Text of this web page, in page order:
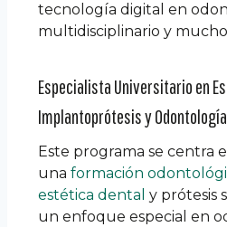
tecnología digital en
multidisciplinario y mucho
Especialista Universitario en
Implantoprótesis y
Este programa se centra
una formación
estética dental y prótesis
un enfoque especial en